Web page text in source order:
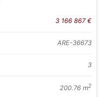
3 166 867 €
ARE-36673
3
200.76 m2